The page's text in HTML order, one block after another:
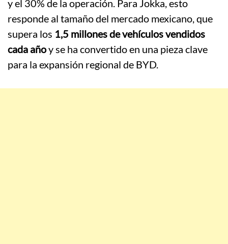
y el 30% de la operación. Para Jokka, esto
responde al tamaño del mercado mexicano, que
supera los 1,5 millones de vehículos vendidos
cada añoy se ha convertido en una pieza clave
para la expansión regional de BYD.